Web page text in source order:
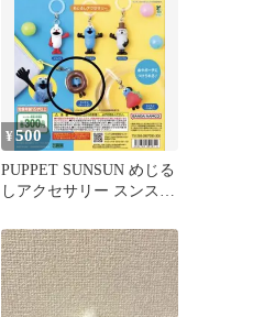
¥500
PUPPET SUNSUN めじる
しアクセサリー スンスン